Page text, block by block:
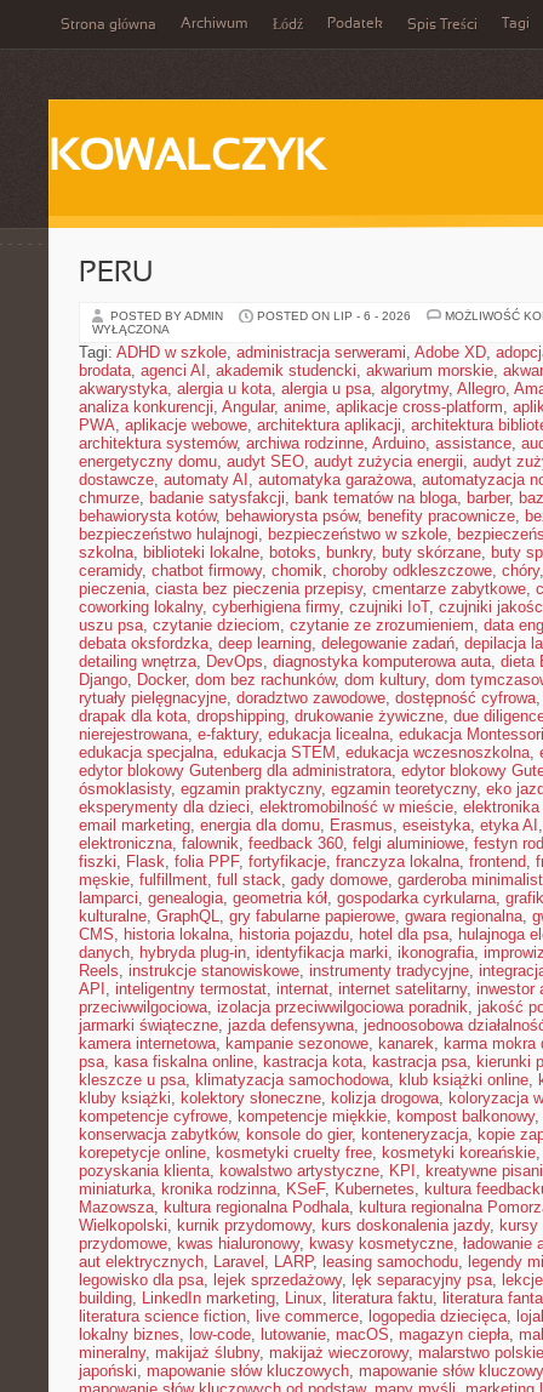
Strona główna Archiwum Łódź Podatek Spis Treści Tagi
KOWALCZYK
PERU
POSTED BY ADMIN POSTED ON LIP - 6 - 2026
MOŻLIWOŚĆ
WYŁĄCZONA
Tagi: ADHD w szkole, administracja serwerami, Adobe XD,
brodata, agenci AI , akademik studencki, akwarium morskie,
akwarystyka, alergia u kota, alergia u psa, algorytmy, Allegro,
analiza konkurencji, Angular, anime, aplikacje cross-platform,
PWA, aplikacje webowe, architektura aplikacji, architektura
architektura systemów, archiwa rodzinne, Arduino, assistance,
energetyczny domu, audyt SEO, audyt zużycia energii, audyt
dostawcze, automaty AI , automatyka garażowa, automatyzacja
chmurze, badanie satysfakcji, bank tematów na bloga, barber,
behawiorysta kotów, behawiorysta psów, benefity pracownicze,
bezpieczeństwo hulajnogi, bezpieczeństwo w szkole,
szkolna, biblioteki lokalne, botoks, bunkry, buty skórzane, buty
ceramidy, chatbot firmowy, chomik, choroby odkleszczowe, chóry
pieczenia, ciasta bez pieczenia przepisy, cmentarze zabytkowe,
coworking lokalny, cyberhigiena firmy, czujniki IoT, czujniki
uszu psa, czytanie dzieciom, czytanie ze zrozumieniem, data
debata oksfordzka, deep learning, delegowanie zadań, depilacja
detailing wnętrza, DevOps, diagnostyka komputerowa auta, dieta
Django, Docker, dom bez rachunków, dom kultury, dom
rytuały pielęgnacyjne, doradztwo zawodowe, dostępność cyfrowa
drapak dla kota, dropshipping, drukowanie żywiczne, due
nierejestrowana, e-faktury, edukacja licealna, edukacja Montessori
edukacja specjalna, edukacja STEM , edukacja wczesnoszkolna,
edytor blokowy Gutenberg dla administratora, edytor blokowy
ósmoklasisty, egzamin praktyczny, egzamin teoretyczny, eko
eksperymenty dla dzieci, elektromobilność w mieście, elektronika
email marketing, energia dla domu, Erasmus, eseistyka, etyka AI
elektroniczna, falownik, feedback 360, felgi aluminiowe, festyn
fiszki, Flask, folia PPF, fortyfikacje, franczyza lokalna, frontend,
męskie, fulfillment, full stack, gady domowe, garderoba
lamparci, genealogia, geometria kół, gospodarka cyrkularna,
kulturalne, GraphQL, gry fabularne papierowe, gwara regionalna,
CMS, historia lokalna, historia pojazdu, hotel dla psa, hulajnoga
danych, hybryda plug-in, identyfikacja marki, ikonografia,
Reels, instrukcje stanowiskowe, instrumenty tradycyjne,
API , inteligentny termostat, internat, internet satelitarny, inwestor
przeciwwilgociowa, izolacja przeciwwilgociowa poradnik, jakość
jarmarki świąteczne, jazda defensywna, jednoosobowa
kamera internetowa, kampanie sezonowe, kanarek, karma mokra
psa, kasa fiskalna online, kastracja kota, kastracja psa, kierunki
kleszcze u psa, klimatyzacja samochodowa, klub książki online,
kluby książki, kolektory słoneczne, kolizja drogowa, koloryzacja
kompetencje cyfrowe, kompetencje miękkie, kompost balkonowy,
konserwacja zabytków, konsole do gier, konteneryzacja, kopie
korepetycje online, kosmetyki cruelty free, kosmetyki koreańskie
pozyskania klienta, kowalstwo artystyczne, KPI , kreatywne
miniaturka, kronika rodzinna, KSeF, Kubernetes, kultura
Mazowsza, kultura regionalna Podhala, kultura regionalna
Wielkopolski, kurnik przydomowy, kurs doskonalenia jazdy, kursy
przydomowe, kwas hialuronowy, kwasy kosmetyczne, ładowanie
aut elektrycznych, Laravel , LARP, leasing samochodu, legendy
legowisko dla psa, lejek sprzedażowy, lęk separacyjny psa,
building, LinkedIn marketing, Linux, literatura faktu, literatura
literatura science fiction, live commerce, logopedia dziecięca,
lokalny biznes, low-code, lutowanie, macOS, magazyn ciepła,
mineralny, makijaż ślubny, makijaż wieczorowy, malarstwo polskie
japoński, mapowanie słów kluczowych, mapowanie słów